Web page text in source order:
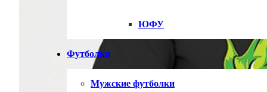
ЮФУ
Футболки
Мужские футболки